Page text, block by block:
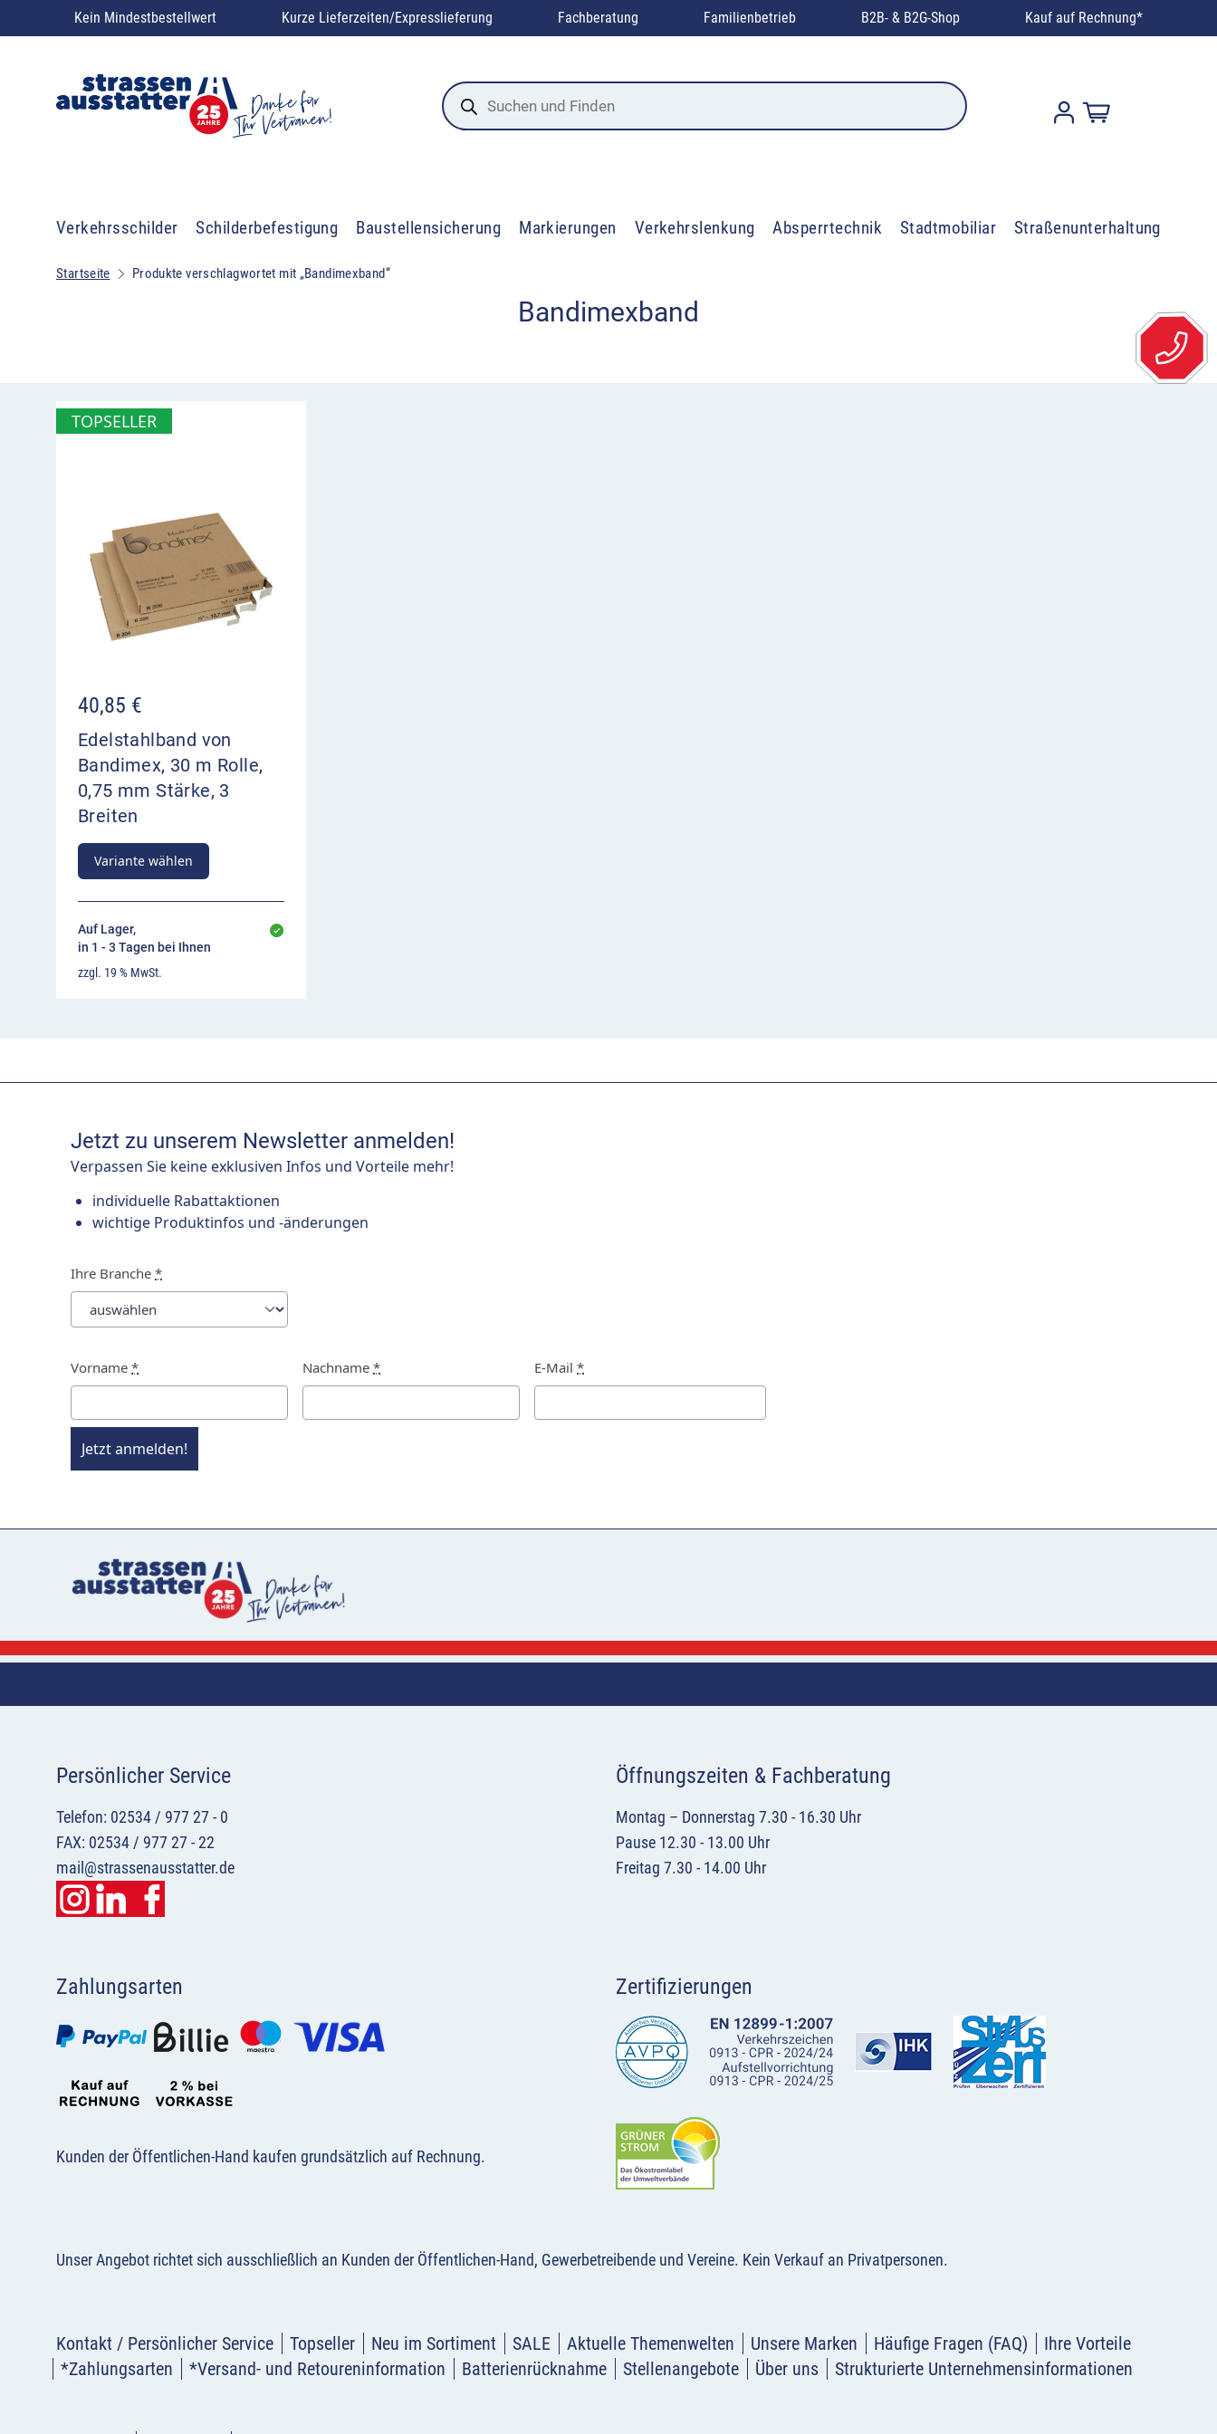
Kein Mindestbestellwert Kurze Lieferzeiten/Expresslieferung Fachberatung Familienbetrieb B2B- & B2G-Shop Kauf auf Rechnung*
Products
search
Verkehrsschilder Schilderbefestigung Baustellensicherung Markierungen Verkehrslenkung Absperrtechnik Stadtmobiliar Straßenunterhaltung
Startseite Produkte verschlagwortet mit „Bandimexband“
Bandimexband
TOPSELLER
40,85 €
Edelstahlband von
Bandimex, 30 m Rolle,
0,75 mm Stärke, 3
Breiten
Variante wählen
Auf Lager,
in 1 - 3 Tagen bei Ihnen
zzgl. 19 % MwSt.
Jetzt zu unserem Newsletter anmelden!
Verpassen Sie keine exklusiven Infos und Vorteile mehr!
individuelle Rabattaktionen
wichtige Produktinfos und -änderungen
Ihre Branche *
Vorname * Nachname * E-Mail *
Jetzt anmelden!
Persönlicher Service
Telefon: 02534 / 977 27 - 0
FAX: 02534 / 977 27 - 22
mail@strassenausstatter.de
Öffnungszeiten & Fachberatung
Montag – Donnerstag 7.30 - 16.30 Uhr
Pause 12.30 - 13.00 Uhr
Freitag 7.30 - 14.00 Uhr
Zahlungsarten
Kunden der Öffentlichen-Hand kaufen grundsätzlich auf Rechnung.
Zertifizierungen
Unser Angebot richtet sich ausschließlich an Kunden der Öffentlichen-Hand, Gewerbetreibende und Vereine. Kein Verkauf an Privatpersonen.
Kontakt / Persönlicher Service Topseller Neu im Sortiment SALE Aktuelle Themenwelten Unsere Marken Häufige Fragen (FAQ)
Ihre Vorteile
*Zahlungsarten
*Versand- und Retoureninformation Batterienrücknahme Stellenangebote Über uns Strukturierte Unternehmensinformationen